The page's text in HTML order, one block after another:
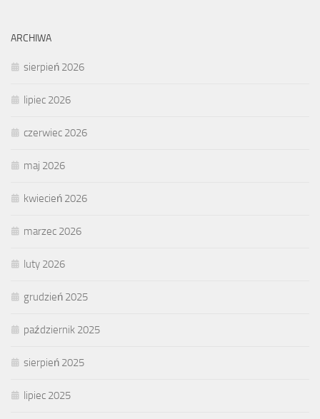
ARCHIWA
sierpień 2026
lipiec 2026
czerwiec 2026
maj 2026
kwiecień 2026
marzec 2026
luty 2026
grudzień 2025
październik 2025
sierpień 2025
lipiec 2025